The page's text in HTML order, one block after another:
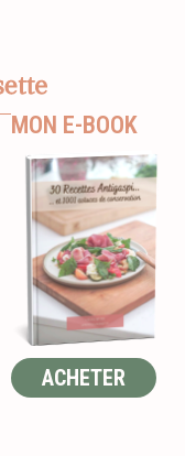
MON E-BOOK
ACHETER